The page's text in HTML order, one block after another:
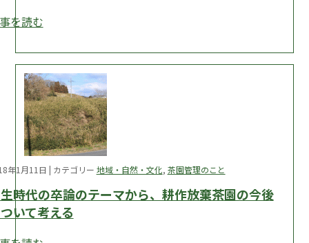
を読む
年1月11日 | カテゴリー 地域・自然・文化, 茶園管理のこと
時代の卒論のテーマから、耕作放棄茶園の今後
いて考える